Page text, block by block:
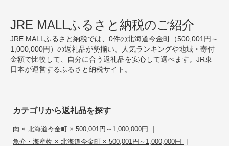
JRE MALLふるさと納税のご紹介
JRE MALLふるさと納税では、0件の北海道今金町（500,001円～
1,000,000円）の返礼品が勢揃い。人気ランキングや地域・寄付
金額で比較して、自分に合う返礼品を安心して選べます。JR東
日本が運営するふるさと納税サイト。
カテゴリから返礼品を探す
肉 × 北海道今金町 × 500,001円～1,000,000円 |
魚介・海産物 × 北海道今金町 × 500,001円～1,000,000円 |